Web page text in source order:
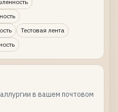
Тестовая лента
в вашем почтовом